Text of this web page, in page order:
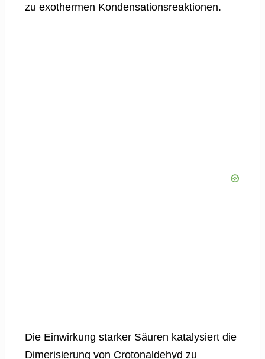
zu exothermen Kondensationsreaktionen.
Die Einwirkung starker Säuren katalysiert die
Dimerisierung von Crotonaldehyd zu